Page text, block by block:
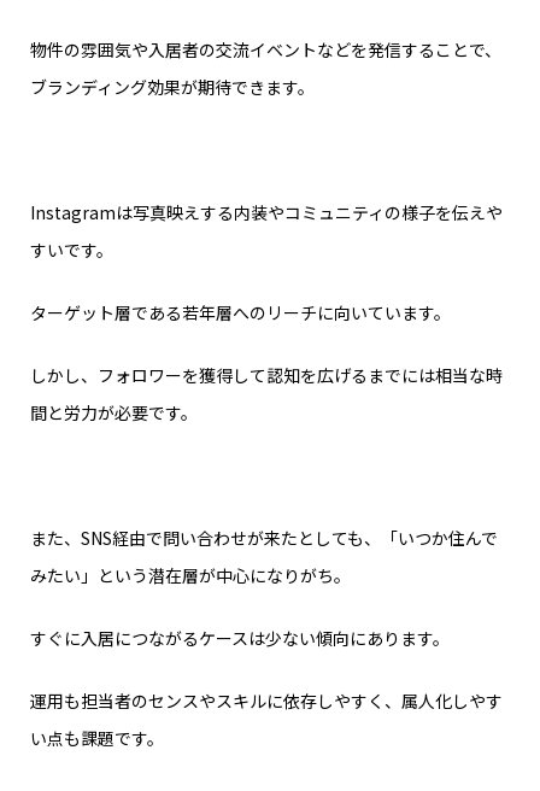
物件の雰囲気や入居者の交流イベントなどを発信することで、
ブランディング効果が期待できます。
Instagramは写真映えする内装やコミュニティの様子を伝えや
すいです。
ターゲット層である若年層へのリーチに向いています。
しかし、フォロワーを獲得して認知を広げるまでには相当な時
間と労力が必要です。
また、SNS経由で問い合わせが来たとしても、「いつか住んで
みたい」という潜在層が中心になりがち。
すぐに入居につながるケースは少ない傾向にあります。
運用も担当者のセンスやスキルに依存しやすく、属人化しやす
い点も課題です。